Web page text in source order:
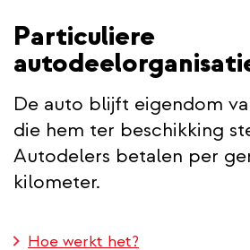
Particuliere
De auto blijft eigendom
die hem ter beschikking
Autodelers betalen per
kilometer.
Hoe werkt het?